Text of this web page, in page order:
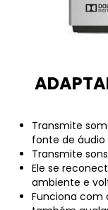
Transmite
fonte de áudio
Transmite
Ele se
ambiente e
Funciona com